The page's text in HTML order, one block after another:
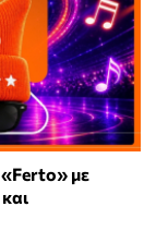
«Ferto» με